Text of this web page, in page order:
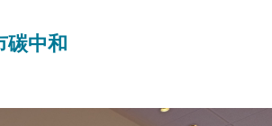
碳中和